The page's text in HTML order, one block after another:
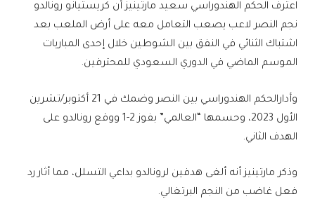
اعترف الحكم الهندوراسي سعيد مارتينيز أن كريستيانو رونالدو
نجم النصر لاعب يصعب التعامل معه على أرض الملعب بعد
اشتباك الثنائي في النفق بين الشوطين خلال إحدى المباريات
الموسم الماضي في الدوري السعودي للمحترفين.
وأدارالحكم الهندوراسي بين النصر وضمك في 21 أكتوبر/تشرين
الأول 2023، وحسمها “العالمي” بفوز 2-1 ووقع رونالدو على
الهدف الثاني.
وذكر مارتينيز أنه ألغى هدفين لرونالدو بداعي التسلل، مما أثار رد
فعل غاضب من النجم البرتغالي.